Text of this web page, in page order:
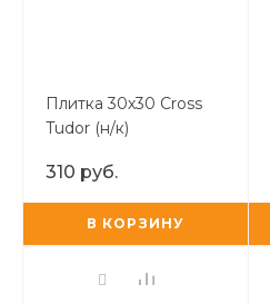
Плитка 30х30 Cross
Tudor (н/к)
310 руб.
В КОРЗИНУ